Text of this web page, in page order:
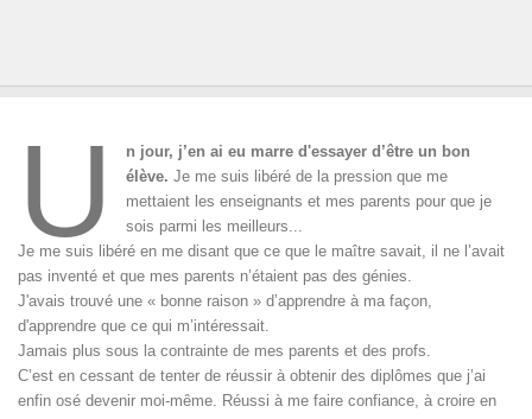
U
n jour, j’en ai eu marre d'essayer d’être un bon
élève.Je me suis libéré de la pression que me
mettaient les enseignants et mes parents pour que je
sois parmi les meilleurs...
Je me suis libéré en me disant que ce que le maître savait, il ne l’avait
pas inventé et que mes parents n’étaient pas des génies.
J'avais trouvé une « bonne raison » d’apprendre à ma façon,
d'apprendre que ce qui m’intéressait.
Jamais plus sous la contrainte de mes parents et des profs.
C’est en cessant de tenter de réussir à obtenir des diplômes que j’ai
enfin osé devenir moi-même. Réussi à me faire confiance, à croire en